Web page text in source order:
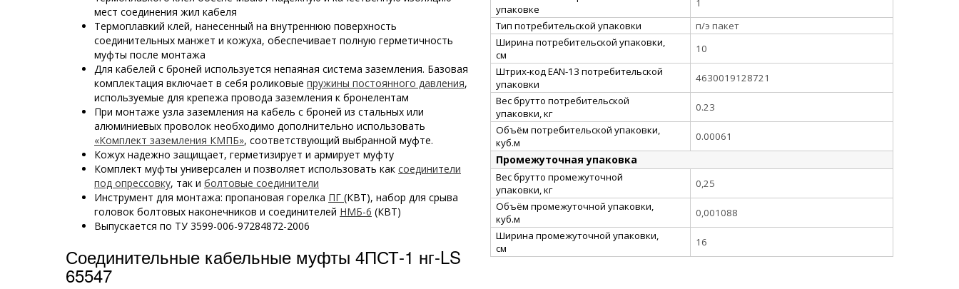
мест соединения жил кабеля
Термоплавкий клей, нанесенный на внутреннюю поверхность
соединительных манжет и кожуха, обеспечивает полную герметичность
муфты после монтажа
Для кабелей с броней используется непаяная система заземления. Базовая
комплектация включает в себя роликовые пружины постоянного давления,
используемые для крепежа провода заземления к бронелентам
При монтаже узла заземления на кабель с броней из стальных или
алюминиевых проволок необходимо дополнительно использовать
«Комплект заземления КМПБ», соответствующий выбранной муфте.
Кожух надежно защищает, герметизирует и армирует муфту
Комплект муфты универсален и позволяет использовать как соединители
под опрессовку, так и болтовые соединители
Инструмент для монтажа: пропановая горелка ПГ (КВТ), набор для срыва
головок болтовых наконечников и соединителей НМБ-6 (КВТ)
Выпускается по ТУ 3599-006-97284872-2006
Соединительные кабельные муфты 4ПСТ-1 нг-LS
65547
упаковке
Тип потребительской упаковки
п/э пакет
Ширина потребительской упаковки,
см
10
Штрих-код EAN-13 потребительской
упаковки
4630019128721
Вес брутто потребительской
упаковки, кг
0.23
Объём потребительской упаковки,
куб.м
0.00061
Промежуточная упаковка
Вес брутто промежуточной
упаковки, кг
0,25
Объём промежуточной упаковки,
куб.м
0,001088
Ширина промежуточной упаковки,
см
16